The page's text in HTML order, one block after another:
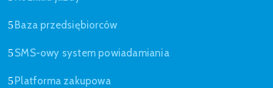
Baza przedsiębiorców
SMS-owy system powiadamiania
Platforma zakupowa